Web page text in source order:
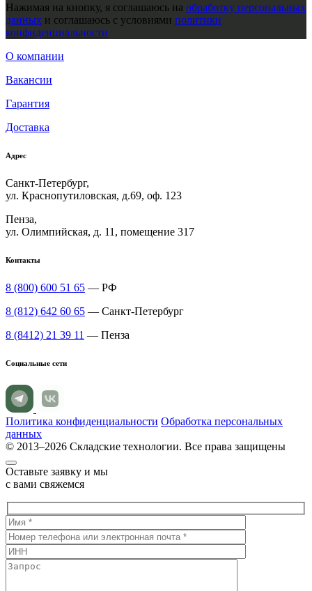
Нажимая на кнопку, я соглашаюсь на обработку персональных
данных и соглашаюсь с условиями политики
конфиденциальности
О компании
Вакансии
Гарантия
Доставка
Адрес
Санкт-Петербург,
ул. Краснопутиловская, д.69, оф. 123
Пенза,
ул. Олимпийская, д. 11, помещение 317
Контакты
8 (800) 600 51 65 — РФ
8 (812) 642 60 65 — Санкт-Петербург
8 (8412) 21 39 11 — Пенза
Социальные сети
Политика конфиденциальности Обработка персональных
данных
© 2013–2026 Складские технологии. Все права защищены
Оставьте заявку и мы
с вами свяжемся